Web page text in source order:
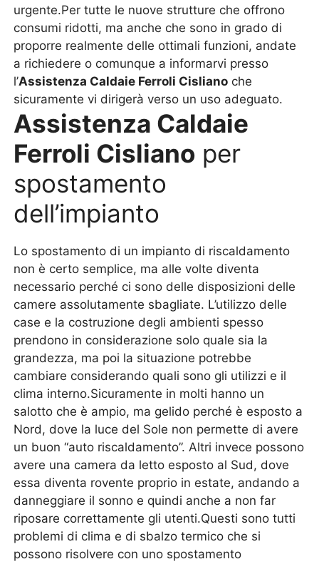
urgente.Per tutte le nuove strutture che offrono
consumi ridotti, ma anche che sono in grado di
proporre realmente delle ottimali funzioni, andate
a richiedere o comunque a informarvi presso
l’Assistenza Caldaie Ferroli Cisliano che
sicuramente vi dirigerà verso un uso adeguato.
Assistenza Caldaie
Ferroli Cisliano per
spostamento
dell’impianto
Lo spostamento di un impianto di riscaldamento
non è certo semplice, ma alle volte diventa
necessario perché ci sono delle disposizioni delle
camere assolutamente sbagliate. L’utilizzo delle
case e la costruzione degli ambienti spesso
prendono in considerazione solo quale sia la
grandezza, ma poi la situazione potrebbe
cambiare considerando quali sono gli utilizzi e il
clima interno.Sicuramente in molti hanno un
salotto che è ampio, ma gelido perché è esposto a
Nord, dove la luce del Sole non permette di avere
un buon “auto riscaldamento”. Altri invece possono
avere una camera da letto esposto al Sud, dove
essa diventa rovente proprio in estate, andando a
danneggiare il sonno e quindi anche a non far
riposare correttamente gli utenti.Questi sono tutti
problemi di clima e di sbalzo termico che si
possono risolvere con uno spostamento